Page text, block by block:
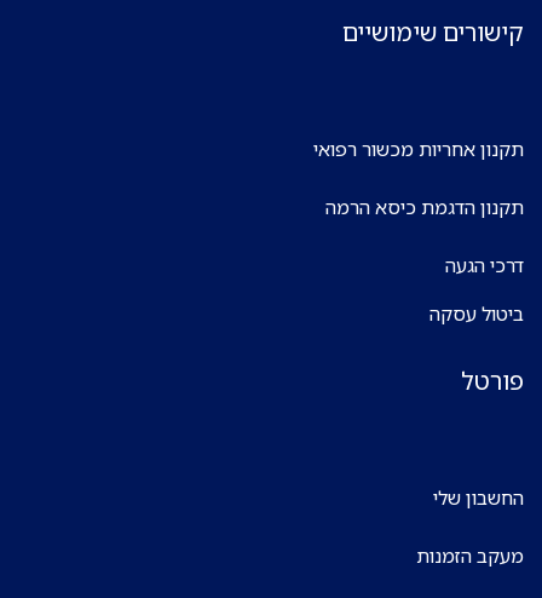
קישורים שימושיים
תקנון אחריות מכשור רפואי
תקנון הדגמת כיסא הרמה
דרכי הגעה
ביטול עסקה
פורטל
החשבון שלי
מעקב הזמנות